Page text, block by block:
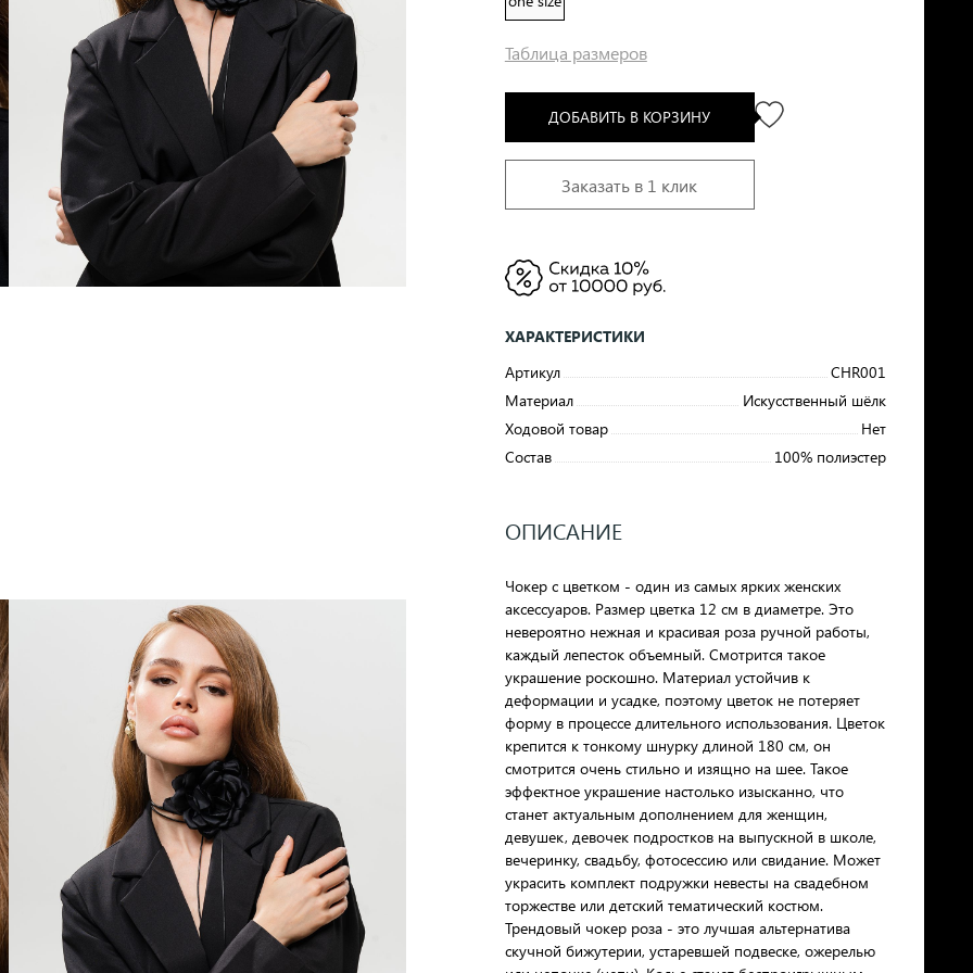
Таблица размеров
ДОБАВИТЬ В КОРЗИНУ
Заказать в 1 клик
ХАРАКТЕРИСТИКИ
Артикул
CHR001
Материал
Искусственный шёлк
Ходовой товар
Нет
Состав
100% полиэстер
ОПИСАНИЕ
Чокер с цветком - один из самых ярких женских
аксессуаров. Размер цветка 12 см в диаметре. Это
невероятно нежная и красивая роза ручной работы,
каждый лепесток объемный. Смотрится такое
украшение роскошно. Материал устойчив к
деформации и усадке, поэтому цветок не потеряет
форму в процессе длительного использования. Цветок
крепится к тонкому шнурку длиной 180 см, он
смотрится очень стильно и изящно на шее. Такое
эффектное украшение настолько изысканно, что
станет актуальным дополнением для женщин,
девушек, девочек подростков на выпускной в школе,
вечеринку, свадьбу, фотосессию или свидание. Может
украсить комплект подружки невесты на свадебном
торжестве или детский тематический костюм.
Трендовый чокер роза - это лучшая альтернатива
скучной бижутерии, устаревшей подвеске, ожерелью